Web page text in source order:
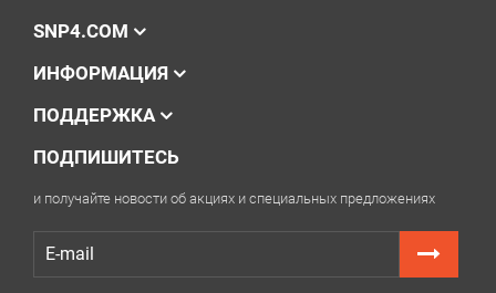
SNP4.COM
ИНФОРМАЦИЯ
ПОДДЕРЖКА
ПОДПИШИТЕСЬ
и получайте новости об акциях и специальных предложениях